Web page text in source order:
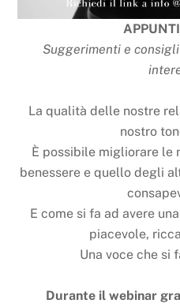
Suggerimenti e
La qualità delle nostre
nostro
È possibile migliorare le
benessere e quello degli
E come si fa ad avere
piacevole,
Una voce che si
Durante il webinar